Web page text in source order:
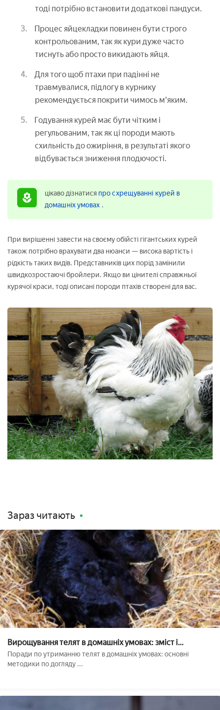
тоді потрібно встановити додаткові пандуси.
Процес яйцекладки повинен бути строго
контрольованим, так як кури дуже часто
тиснуть або просто викидають яйця.
Для того щоб птахи при падінні не
травмувалися, підлогу в курнику
рекомендується покрити чимось м'яким.
Годування курей має бути чітким і
регульованим, так як ці породи мають
схильність до ожиріння, в результаті якого
відбувається зниження плодючості.
цікаво дізнатися про схрещуванні курей в
домашніх умовах .
При вирішенні завести на своєму обійсті гігантських курей
також потрібно врахувати два нюанси — висока вартість і
рідкість таких видів. Представників цих порід замінили
швидкозростаючі бройлери. Якщо ви цінителі справжньої
курячої краси, тоді описані породи птахів створені для вас.
Зараз читають
Вирощування телят в домашніх умовах: зміст і
годування
Поради по утриманню телят в домашніх умовах: основні
методики по догляду ...